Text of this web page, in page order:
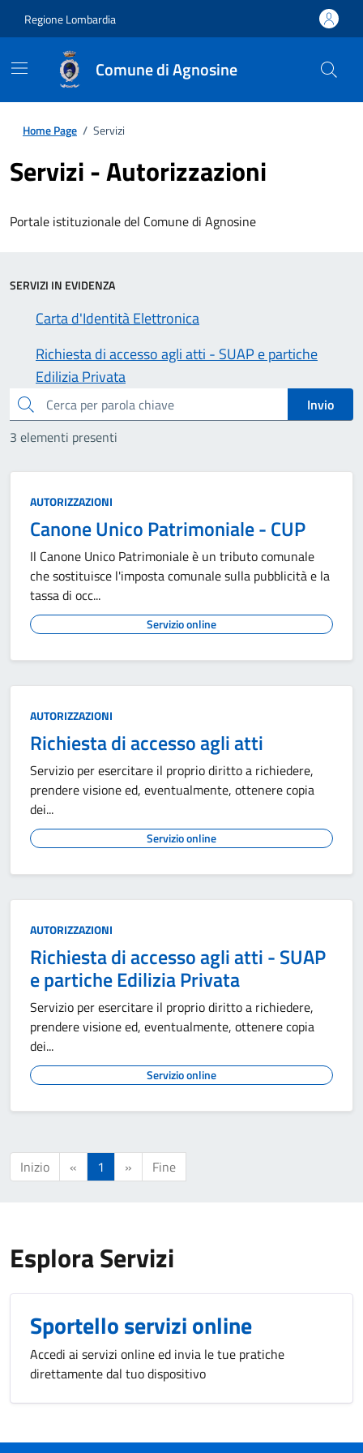
Regione Lombardia
Comune di Agnosine
Home Page / Servizi
Servizi - Autorizzazioni
Portale istituzionale del Comune di Agnosine
cerca
Invio
3 elementi presenti
AUTORIZZAZIONI
Canone Unico Patrimoniale - CUP
Il Canone Unico Patrimoniale è un tributo comunale
che sostituisce l'imposta comunale sulla pubblicità e la
tassa di occ...
Servizio online
AUTORIZZAZIONI
Richiesta di accesso agli atti
Servizio per esercitare il proprio diritto a richiedere,
prendere visione ed, eventualmente, ottenere copia
dei...
Servizio online
AUTORIZZAZIONI
Richiesta di accesso agli atti - SUAP
e partiche Edilizia Privata
Servizio per esercitare il proprio diritto a richiedere,
prendere visione ed, eventualmente, ottenere copia
dei...
Servizio online
Inizio « 1 » Fine
SERVIZI IN EVIDENZA
Carta d'Identità Elettronica
Richiesta di accesso agli atti - SUAP e partiche
Edilizia Privata
Esplora Servizi
Sportello servizi online
Accedi ai servizi online ed invia le tue pratiche
direttamente dal tuo dispositivo